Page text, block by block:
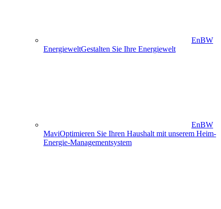
EnBW
EnergieweltGestalten Sie Ihre Energiewelt
EnBW
MaviOptimieren Sie Ihren Haushalt mit unserem Heim-
Energie-Managementsystem